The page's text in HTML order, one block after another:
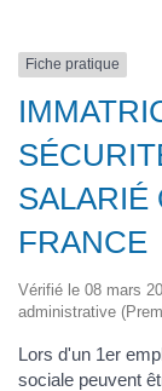
Fiche pratique
SALARIÉ
FRANCE
Vérifié le 08 mars
administrative
Lors d'un 1er
sociale peuvent